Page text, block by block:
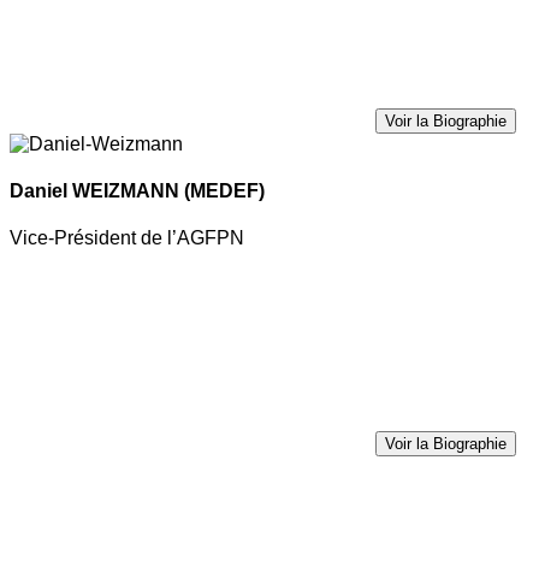
Voir la Biographie
Daniel WEIZMANN (MEDEF)
Vice-Président de l’AGFPN
Voir la Biographie